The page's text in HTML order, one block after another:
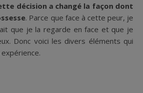
décision a changé la façon dont
. Parce que face à cette peur, je
que je la regarde en face et que je
Donc voici les divers éléments qui